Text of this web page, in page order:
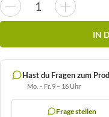
IN
Hast du Fragen zum
Mo. – Fr. 9 – 16 Uhr
Frage stellen